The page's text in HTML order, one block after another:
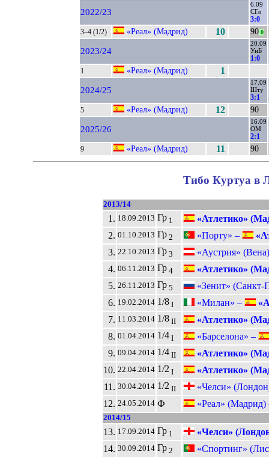
2022/23
6.09
СГл
3:0
3–4 (1/2) «Реал» (Мадрид) 10 900
2023/24
20.09
УнБ
1:0
1 «Реал» (Мадрид) 1
2024/25
17.09
Шту
3:1
5 «Реал» (Мадрид) 12 90
2025/26
16.09
ОМ
2:1
9 «Реал» (Мадрид) 11 90
Тибо Куртуа в
2013/14
1. 18.09.2013 Гр 1
«Атлетико»
2. 01.10.2013 Гр 2 «Порту» –
3. 22.10.2013 Гр 3
«Аустрия»
4. 06.11.2013 Гр 4
«Атлетико»
5. 26.11.2013 Гр 5
«Зенит» (Санкт-
6. 19.02.2014 1/8 I «Милан» –
7. 11.03.2014 1/8 II
«Атлетико»
8. 01.04.2014 1/4 I
«Барселона» –
9. 09.04.2014 1/4 II
«Атлетико»
10. 22.04.2014 1/2 I
«Атлетико»
11. 30.04.2014 1/2 II
«Челси»
12. 24.05.2014 Ф «Реал»
2014/15
13. 17.09.2014 Гр 1
«Челси»
14. 30.09.2014 Гр 2
«Спортинг»